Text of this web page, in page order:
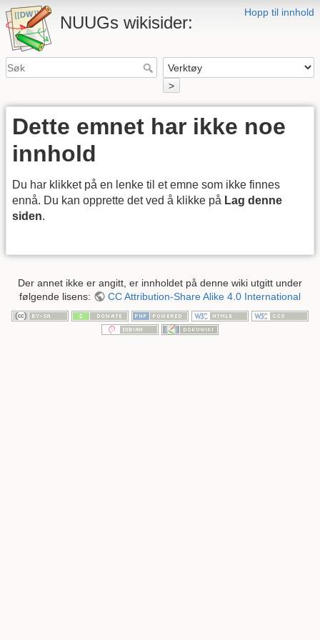
Hopp til innhold
NUUGs wikisider:
>
Dette emnet har ikke noe
innhold
Du har klikket på en lenke til et emne som ikke finnes
ennå. Du kan opprette det ved å klikke på Lag denne
siden.
Der annet ikke er angitt, er innholdet på denne wiki utgitt under
følgende lisens:
CC Attribution-Share Alike 4.0 International